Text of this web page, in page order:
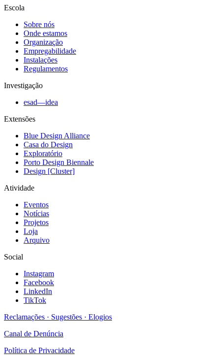
Escola
Sobre nós
Onde estamos
Organização
Empregabilidade
Instalações
Regulamentos
Investigação
esad—idea
Extensões
Blue Design Alliance
Casa do Design
Exploratório
Porto Design Biennale
Design [Cluster]
Atividade
Eventos
Notícias
Projetos
Loja
Arquivo
Social
Instagram
Facebook
LinkedIn
TikTok
Reclamações · Sugestões · Elogios
Canal de Denúncia
Política de Privacidade